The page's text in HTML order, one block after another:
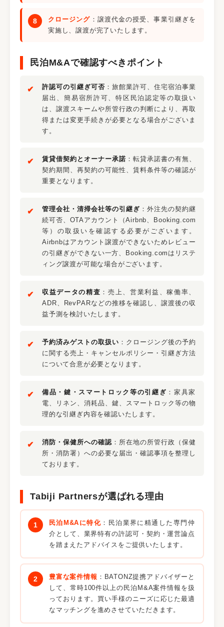
クロージング ：譲渡代金の授受、事業引継ぎを
実施し、譲渡が完了いたします。
民泊M&Aで確認すべきポイント
許認可の引継ぎ可否 ：旅館業許可、住宅宿泊事業
届出、簡易宿所許可、特区民泊認定等の取扱い
は、譲渡スキームや所管行政の判断により、再取
得または変更手続きが必要となる場合がございま
す。
賃貸借契約とオーナー承諾 ：転貸承諾書の有無、
契約期間、再契約の可能性、賃料条件等の確認が
重要となります。
管理会社・清掃会社等の引継ぎ ：外注先の契約継
続可否、OTAアカウント（Airbnb、Booking.com
等）の取扱いを確認する必要がございます。
Airbnbはアカウント譲渡ができないためレビュー
の引継ぎができない一方、Booking.comはリステ
ィング譲渡が可能な場合がございます。
収益データの精査 ：売上、営業利益、稼働率、
ADR、RevPARなどの推移を確認し、譲渡後の収
益予測を検討いたします。
予約済みゲストの取扱い ：クロージング後の予約
に関する売上・キャンセルポリシー・引継ぎ方法
について合意が必要となります。
備品・鍵・スマートロック等の引継ぎ ：家具家
電、リネン、消耗品、鍵、スマートロック等の物
理的な引継ぎ内容を確認いたします。
消防・保健所への確認 ：所在地の所管行政（保健
所・消防署）への必要な届出・確認事項を整理し
ております。
Tabiji Partnersが選ばれる理由
民泊M&Aに特化 ：民泊業界に精通した専門仲
介として、業界特有の許認可・契約・運営論点
を踏まえたアドバイスをご提供いたします。
豊富な案件情報 ：BATONZ提携アドバイザーと
して、常時100件以上の民泊M&A案件情報を扱
っております。買い手様のニーズに応じた最適
なマッチングを進めさせていただきます。